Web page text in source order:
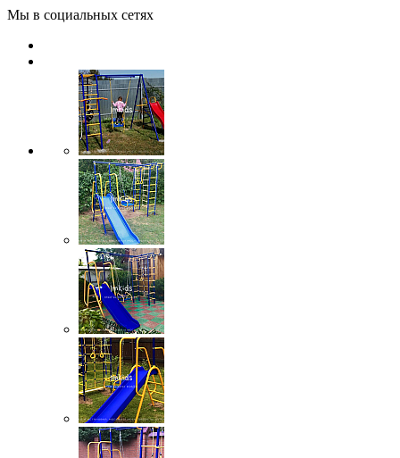
Мы в социальных сетях